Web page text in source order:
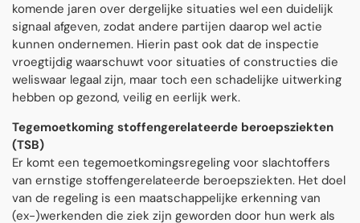
komende jaren over dergelijke situaties wel een duidelijk
signaal afgeven, zodat andere partijen daarop wel actie
kunnen ondernemen. Hierin past ook dat de inspectie
vroegtijdig waarschuwt voor situaties of constructies die
weliswaar legaal zijn, maar toch een schadelijke uitwerking
hebben op gezond, veilig en eerlijk werk.
Tegemoetkoming stoffengerelateerde beroepsziekten
(TSB)
Er komt een tegemoetkomingsregeling voor slachtoffers
van ernstige stoffengerelateerde beroepsziekten. Het doel
van de regeling is een maatschappelijke erkenning van
(ex-)werkenden die ziek zijn geworden door hun werk als